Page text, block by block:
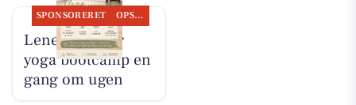
SPONSORERET OPSLAGSTAVLEN
LeneS tilbyder
yoga bootcamp en
gang om ugen